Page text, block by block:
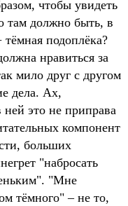
чтобы увидеть
там должно быть, в
подоплёка?
нравиться за
мило друг с другом
дела. Ах,
ней это не приправа
компонент
больших
"набросать
"Мне
тёмного" – не то,